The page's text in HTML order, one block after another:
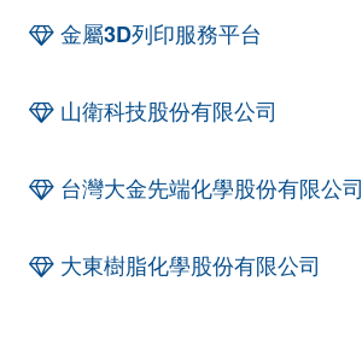
金屬3D列印服務平台
山衛科技股份有限公司
台灣大金先端化學股份有限公司
大東樹脂化學股份有限公司